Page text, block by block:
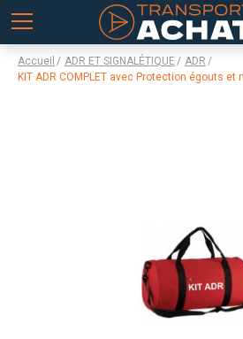
Accueil ADR ET SIGNALÉTIQUE
ADR
KIT ADR COMPLET avec Protection égouts et